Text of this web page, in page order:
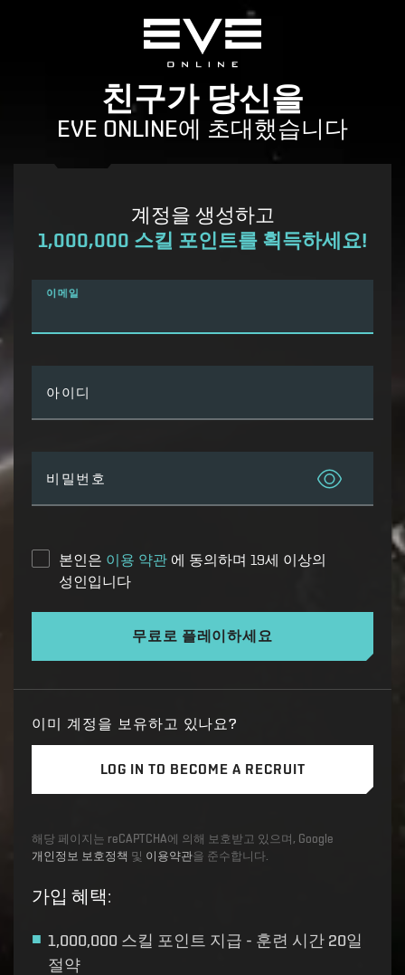
친구가 당신을
EVE ONLINE에 초대했습니다
계정을 생성하고
1,000,000 스킬 포인트를 획득하세요!
이메일
아이디
비밀번호
본인은 이용 약관 에 동의하며 19세 이상의
성인입니다
무료로 플레이하세요
이미 계정을 보유하고 있나요?
LOG IN TO BECOME A RECRUIT
해당 페이지는 reCAPTCHA에 의해 보호받고 있으며, Google
개인정보 보호정책 및 이용약관을 준수합니다.
가입 혜택:
1,000,000 스킬 포인트 지급 - 훈련 시간 20일
절약